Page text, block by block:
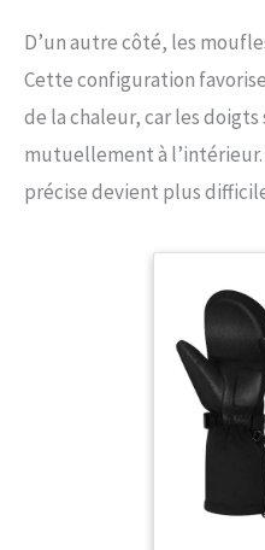
D’un autre côté, les
Cette configuration
de la chaleur, car les
mutuellement à
précise devient plus